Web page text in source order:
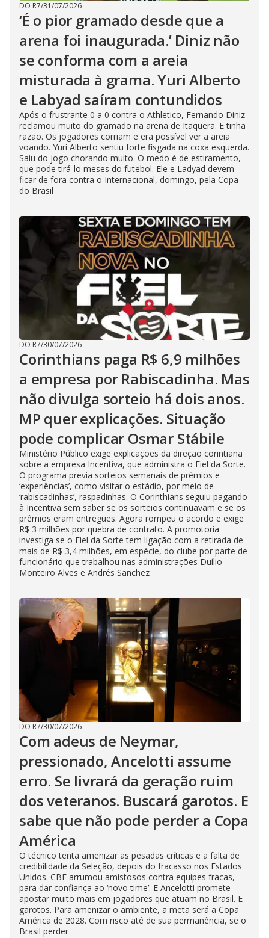
DO R7/31/07/2026
‘É o pior gramado desde que a
arena foi inaugurada.’ Diniz não
se conforma com a areia
misturada à grama. Yuri Alberto
e Labyad saíram contundidos
Após o frustrante 0 a 0 contra o Athletico, Fernando Diniz
reclamou muito do gramado na arena de Itaquera. E tinha
razão. Os jogadores corriam e era possível ver a areia
voando. Yuri Alberto sentiu forte fisgada na coxa esquerda.
Saiu do jogo chorando muito. O medo é de estiramento,
que pode tirá-lo meses do futebol. Ele e Ladyad devem
ficar de fora contra o Internacional, domingo, pela Copa
do Brasil
DO R7/30/07/2026
Corinthians paga R$ 6,9 milhões
a empresa por Rabiscadinha. Mas
não divulga sorteio há dois anos.
MP quer explicações. Situação
pode complicar Osmar Stábile
Ministério Público exige explicações da direção corintiana
sobre a empresa Incentiva, que administra o Fiel da Sorte.
O programa previa sorteios semanais de prêmios e
‘experiências’, como visitar o estádio, por meio de
‘rabiscadinhas’, raspadinhas. O Corinthians seguiu pagando
à Incentiva sem saber se os sorteios continuavam e se os
prêmios eram entregues. Agora rompeu o acordo e exige
R$ 3 milhões por quebra de contrato. A promotoria
investiga se o Fiel da Sorte tem ligação com a retirada de
mais de R$ 3,4 milhões, em espécie, do clube por parte de
funcionário que trabalhou nas administrações Duílio
Monteiro Alves e Andrés Sanchez
DO R7/30/07/2026
Com adeus de Neymar,
pressionado, Ancelotti assume
erro. Se livrará da geração ruim
dos veteranos. Buscará garotos. E
sabe que não pode perder a Copa
América
O técnico tenta amenizar as pesadas críticas e a falta de
credibilidade da Seleção, depois do fracasso nos Estados
Unidos. CBF arrumou amistosos contra equipes fracas,
para dar confiança ao ‘novo time’. E Ancelotti promete
apostar muito mais em jogadores que atuam no Brasil. E
garotos. Para amenizar o ambiente, a meta será a Copa
América de 2028. Com risco até de sua permanência, se o
Brasil perder